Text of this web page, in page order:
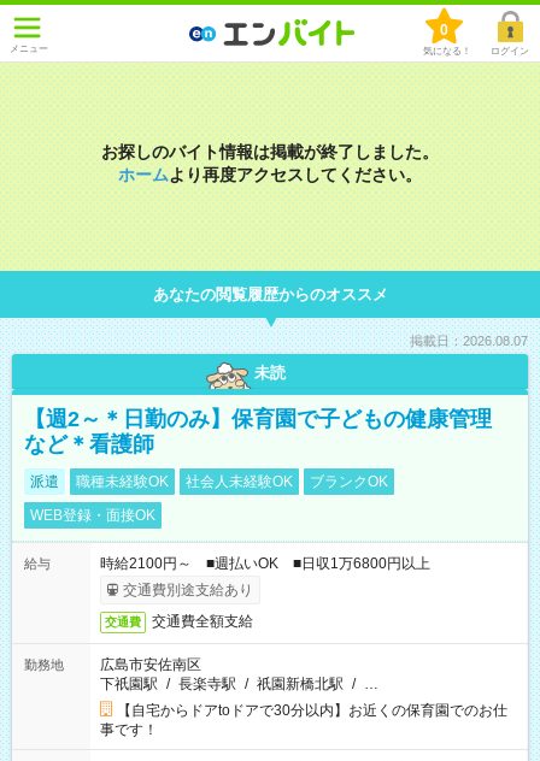
メニュー
0
気になる！ ログイン
お探しのバイト情報は掲載が終了しました。
ホームより再度アクセスしてください。
あなたの閲覧履歴からのオススメ
掲載日：2026.08.07
未読
【週2～＊日勤のみ】保育園で子どもの健康管理
など＊看護師
派遣 職種未経験OK 社会人未経験OK
ブランクOK
WEB登録・面接OK
給与
時給2100円～ ■週払いOK ■日収1万6800円以上
交通費別途支給あり
交通費 交通費全額支給
勤務地
広島市安佐南区
下祇園駅 / 長楽寺駅 / 祇園新橋北駅 / …
【自宅からドアtoドアで30分以内】お近くの保育園でのお仕
事です！